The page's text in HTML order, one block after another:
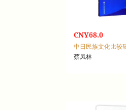
CNY68.0
蔡凤林